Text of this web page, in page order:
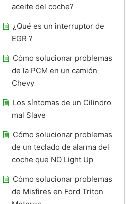
aceite del coche?
¿Qué es un interruptor de
EGR ?
Cómo solucionar problemas
de la PCM en un camión
Chevy
Los síntomas de un Cilindro
mal Slave
Cómo solucionar problemas
de un teclado de alarma del
coche que NO Light Up
Cómo solucionar problemas
de Misfires en Ford Triton